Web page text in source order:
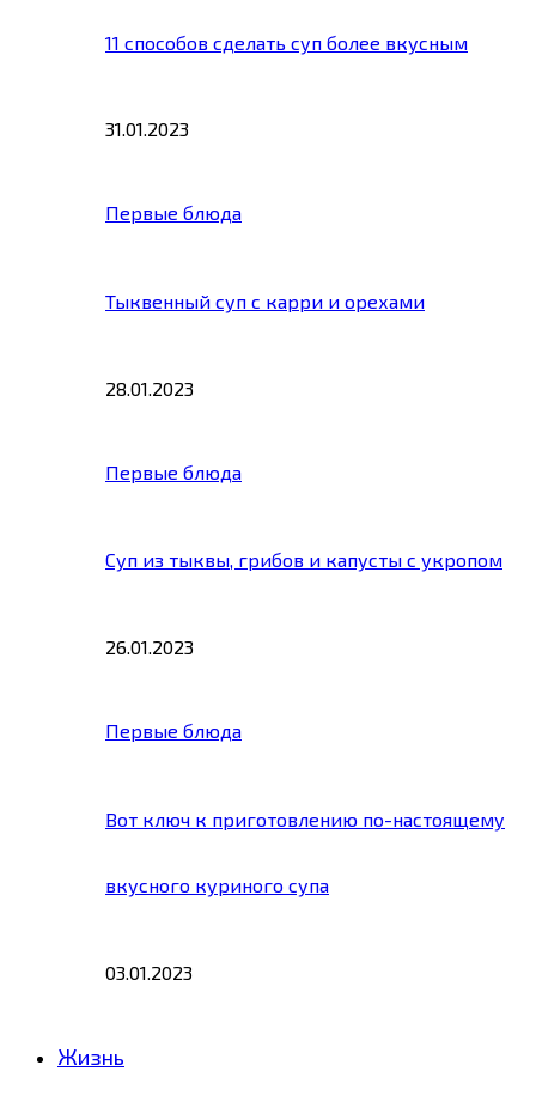
11 способов сделать суп более вкусным
31.01.2023
Первые блюда
Тыквенный суп с карри и орехами
28.01.2023
Первые блюда
Суп из тыквы, грибов и капусты с укропом
26.01.2023
Первые блюда
Вот ключ к приготовлению по-настоящему
вкусного куриного супа
03.01.2023
Жизнь